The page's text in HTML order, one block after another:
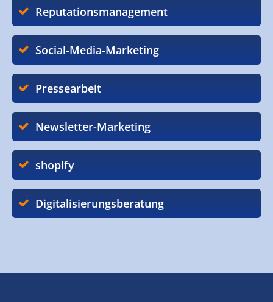
Reputationsmanagement
Social-Media-Marketing
Pressearbeit
Newsletter-Marketing
shopify
Digitalisierungsberatung